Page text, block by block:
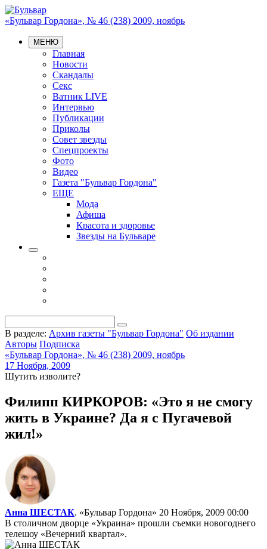
«Бульвар Гордона», № 46 (238) 2009, ноябрь
МЕНЮ
Главная
Новости
Скандалы
Секс
Ватник LIVE
Интервью
Публикации
Приколы
Совет звезды
Спецпроекты
Фото
Видео
Газета "Бульвар Гордона"
ЕЩЕ
Мода
Афиша
Красота и здоровье
Звезды на Бульваре
В разделе: Архив газеты "Бульвар Гордона" Об издании
Авторы Подписка
«Бульвар Гордона», № 46 (238) 2009, ноябрь
17 Ноября, 2009
Шутить изволите?
Филипп КИРКОРОВ: «Это я не смогу
жить в Украине? Да я с Пугачевой
жил!»
Анна ШЕСТАК. «Бульвар Гордона» 20 Ноября, 2009 00:00
В столичном дворце «Украина» прошли съемки новогоднего
телешоу «Вечерний квартал».